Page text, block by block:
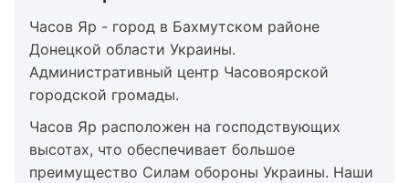
Часов Яр - город в Бахмутском районе
Донецкой области Украины.
Административный центр Часовоярской
городской громады.
Часов Яр расположен на господствующих
высотах, что обеспечивает большое
преимущество Силам обороны Украины. Наши